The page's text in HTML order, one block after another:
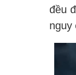
đều
nguy